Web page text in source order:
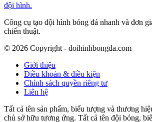
đội hình.
Công cụ tạo đội hình bóng đá nhanh và đơn
chiến thuật.
© 2026 Copyright - doihinhbongda.com
Giới thiệu
Điều khoản & điều kiện
Chính sách quyền riêng tư
Liên hệ
Tất cả tên sản phẩm, biểu tượng và thương
chủ sở hữu tương ứng. Tất cả tên đội bóng,